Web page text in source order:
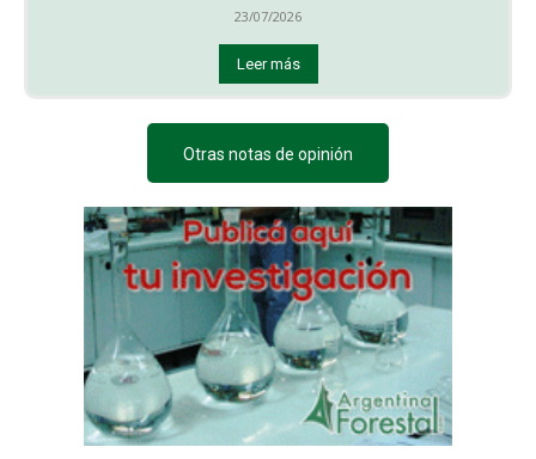
23/07/2026
Leer más
Otras notas de opinión